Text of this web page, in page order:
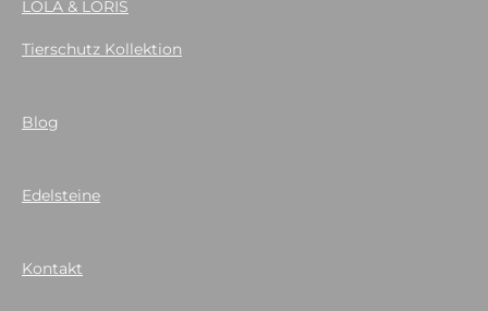
LOLA & LORIS
Tierschutz Kollektion
Blog
Edelsteine
Kontakt